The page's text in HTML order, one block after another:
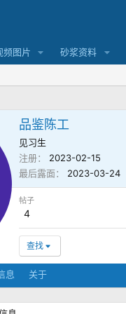
频图片 砂浆资料
品鉴陈工
见习生
注册
2023-02-15
最后露面
2023-03-24
帖子
4
查找
息 关于